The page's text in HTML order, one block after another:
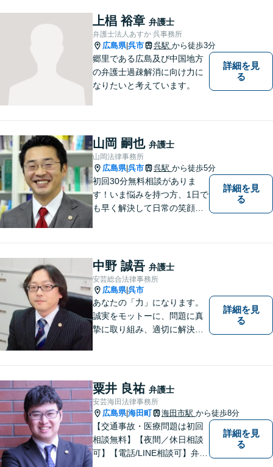
し、高度な問題にも対応いた
します。まずはご相談を！
上椙 裕章 弁護士
弁護士法人あすか 呉事務所
広島県|呉市 呉駅 から徒歩3分
郷里である広島及び中国地方
の弁護士過疎解消に向け力に
なりたいと考えています。
詳細を見
る
山岡 嗣也 弁護士
山岡法律事務所
広島県|呉市 呉駅 から徒歩5分
初回30分無料相談がありま
す！いま悩みを持つ方、1日で
も早く解決して日常の笑顔を
個人様・法人様の問題に幅広
く対応しています。
詳細を見
る
中野 誠吾 弁護士
安芸総合法律事務所
広島県|呉市
あなたの「力」になります。
誠実をモットーに、問題に真
摯に取り組み、適切に解決で
でき、来所後は心の負担が軽
くなるような事務所作りを心
がけています。一人で悩ま
ず、お気軽にご相談下さい。
詳細を見
る
粟井 良祐 弁護士
安芸海田法律事務所
広島県|海田町 海田市駅 から徒歩8分
【交通事故・医療問題は初回
相談無料】【夜間／休日相談
可】【電話/LINE相談可】弁護
詳細を見
る